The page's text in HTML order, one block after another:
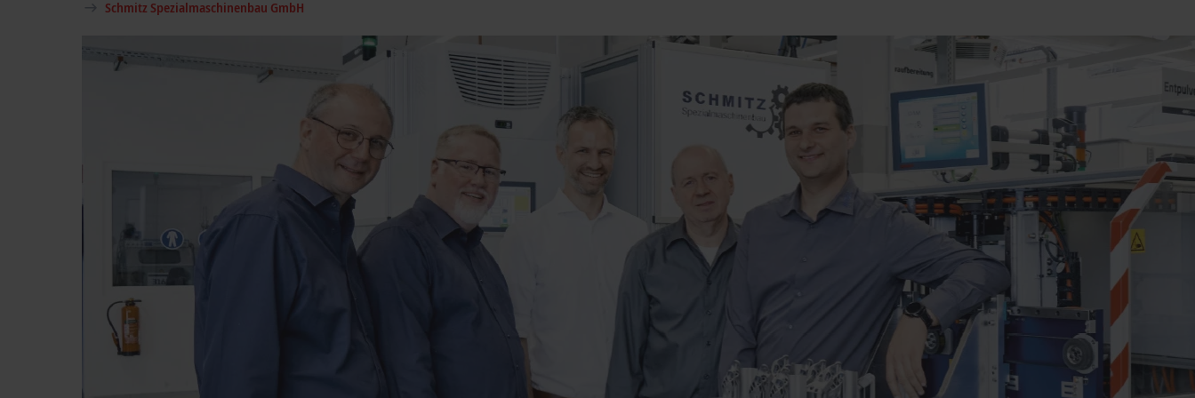
Schmitz Spezialmaschinenbau GmbH